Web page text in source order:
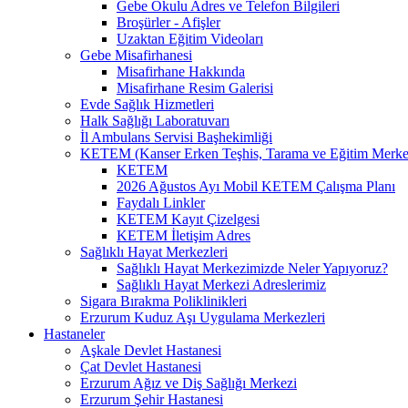
Gebe Okulu Adres ve Telefon Bilgileri
Broşürler - Afişler
Uzaktan Eğitim Videoları
Gebe Misafirhanesi
Misafirhane Hakkında
Misafirhane Resim Galerisi
Evde Sağlık Hizmetleri
Halk Sağlığı Laboratuvarı
İl Ambulans Servisi Başhekimliği
KETEM (Kanser Erken Teşhis, Tarama ve Eğitim
KETEM
2026 Ağustos Ayı Mobil KETEM Çalışma Planı
Faydalı Linkler
KETEM Kayıt Çizelgesi
KETEM İletişim Adres
Sağlıklı Hayat Merkezleri
Sağlıklı Hayat Merkezimizde Neler Yapıyoruz?
Sağlıklı Hayat Merkezi Adreslerimiz
Sigara Bırakma Poliklinikleri
Erzurum Kuduz Aşı Uygulama Merkezleri
Hastaneler
Aşkale Devlet Hastanesi
Çat Devlet Hastanesi
Erzurum Ağız ve Diş Sağlığı Merkezi
Erzurum Şehir Hastanesi